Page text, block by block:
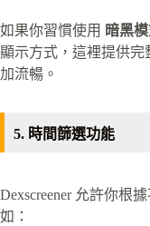
如果你習慣使用 暗黑
顯示方式，這裡提供
加流暢。
5. 時間篩選功能
Dexscreener 允許你根
如：